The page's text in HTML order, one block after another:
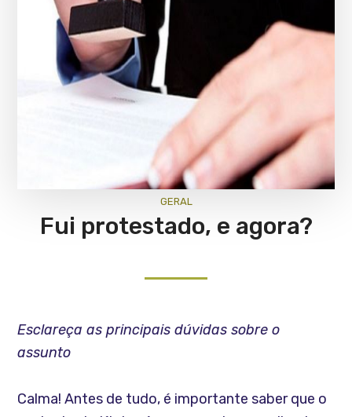
GERAL
Fui protestado, e agora?
Esclareça as principais dúvidas sobre o
assunto
Calma! Antes de tudo, é importante saber que o